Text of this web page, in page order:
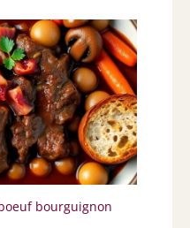
bourguignon